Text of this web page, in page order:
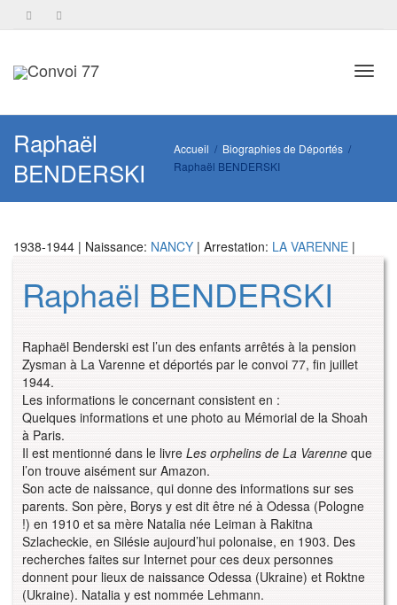
Raphaël
BENDERSKI
Accueil
Biographies de Déportés
Raphaël BENDERSKI
1938-1944 | Naissance: NANCY | Arrestation: LA VARENNE |
Raphaël BENDERSKI
Raphaël Benderski est l’un des enfants arrêtés à la pension
Zysman à La Varenne et déportés par le convoi 77, fin juillet
1944.
Les informations le concernant consistent en :
Quelques informations et une photo au Mémorial de la Shoah
à Paris.
Il est mentionné dans le livre Les orphelins de La Varenne que
l’on trouve aisément sur Amazon.
Son acte de naissance, qui donne des informations sur ses
parents. Son père, Borys y est dit être né à Odessa (Pologne
!) en 1910 et sa mère Natalia née Leiman à Rakitna
Szlacheckie, en Silésie aujourd’hui polonaise, en 1903. Des
recherches faites sur Internet pour ces deux personnes
donnent pour lieux de naissance Odessa (Ukraine) et Roktne
(Ukraine). Natalia y est nommée Lehmann.